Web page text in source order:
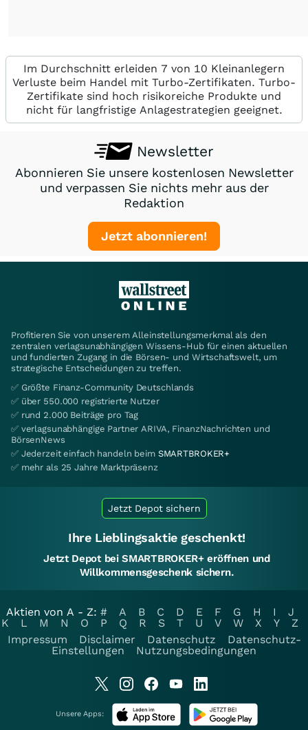
Im Durchschnitt erleiden 7 von 10 Kleinanlegern
Verluste beim Handel mit Turbo-Zertifikaten. Turbo-
Zertifikate sind hoch risikoreiche Produkte und
nicht für langfristige Anlagestrategien geeignet.
Newsletter
Abonnieren Sie unsere kostenlosen Newsletter
und verpassen Sie nichts mehr aus der
Redaktion
Jetzt abonnieren!
Profitieren Sie von unserem Alleinstellungsmerkmal als den
zentralen verlagsunabhängigen Wissens-Hub für einen aktuellen
und fundierten Zugang in die Börsen- und Wirtschaftswelt, um
strategische Entscheidungen zu treffen.
✅ Größte Finanz-Community Deutschlands
✅ über 550.000 registrierte Nutzer
✅ rund 2.000 Beiträge pro Tag
✅ verlagsunabhängige Partner ARIVA, FinanzNachrichten und
BörsenNews
✅ Jederzeit einfach handeln beim SMARTBROKER+
✅ mehr als 25 Jahre Marktpräsenz
Jetzt Depot sichern
Ihre Lieblingsaktie geschenkt!
Jetzt Depot bei SMARTBROKER+ eröffnen und
Willkommensgeschenk sichern.
Aktien von A - Z: # A B C D E F G H I
J
K
L M N O P Q R S T U V W X Y
Z
Impressum
Disclaimer Datenschutz
Datenschutz-
Einstellungen
Nutzungsbedingungen
Unsere Apps: